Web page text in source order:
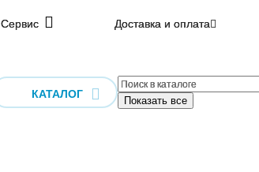
Сервис Доставка и оплата
КАТАЛОГ
Показать все